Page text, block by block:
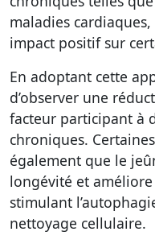
maladies
impact positif sur
En adoptant cette
d’observer une
facteur participant à
chroniques.
également que le
longévité et
stimulant
nettoyage cellulaire.